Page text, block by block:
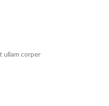
ullam corper